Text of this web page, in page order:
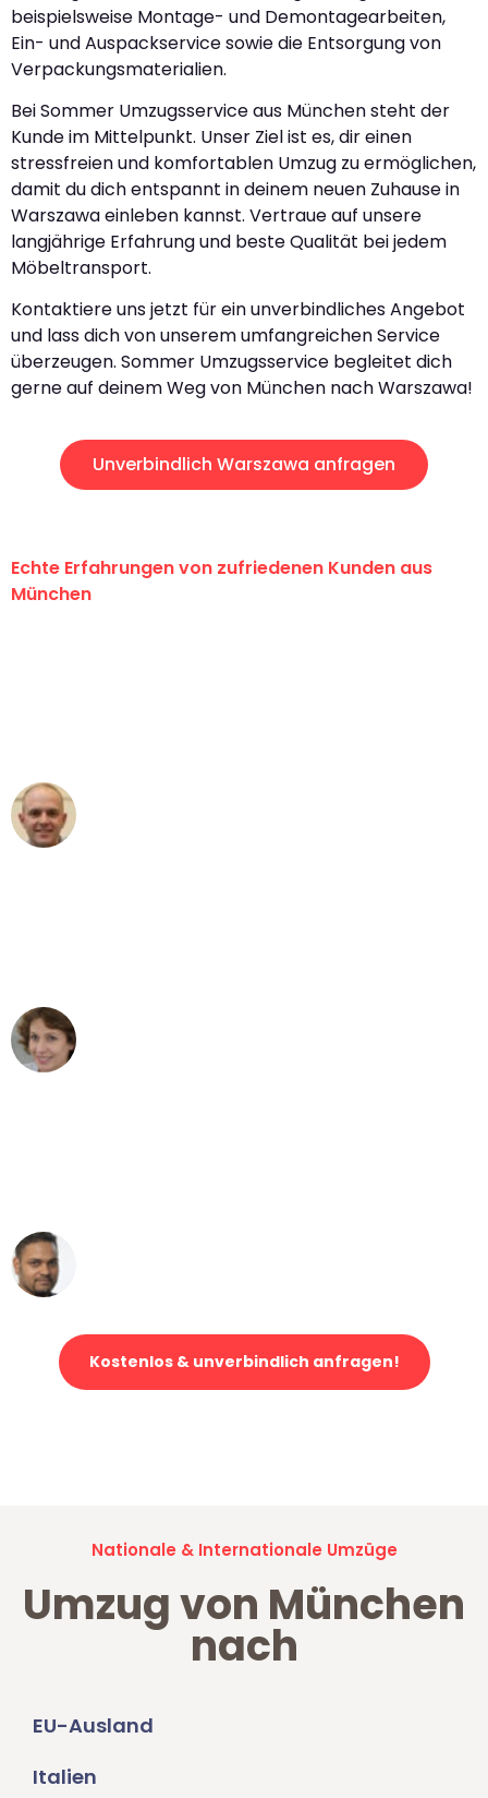
beispielsweise Montage- und Demontagearbeiten,
Ein- und Auspackservice sowie die Entsorgung von
Verpackungsmaterialien.
Bei Sommer Umzugsservice aus München steht der
Kunde im Mittelpunkt. Unser Ziel ist es, dir einen
stressfreien und komfortablen Umzug zu ermöglichen,
damit du dich entspannt in deinem neuen Zuhause in
Warszawa einleben kannst. Vertraue auf unsere
langjährige Erfahrung und beste Qualität bei jedem
Möbeltransport.
Kontaktiere uns jetzt für ein unverbindliches Angebot
und lass dich von unserem umfangreichen Service
überzeugen. Sommer Umzugsservice begleitet dich
gerne auf deinem Weg von München nach Warszawa!
Unverbindlich Warszawa anfragen
Echte Erfahrungen von zufriedenen Kunden aus
München
Kostenlos & unverbindlich anfragen!
Nationale & Internationale Umzüge
Umzug von München
nach
EU-Ausland
Italien